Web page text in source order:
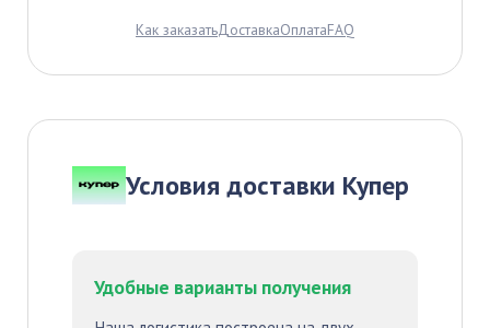
Как заказатьДоставкаОплатаFAQ
Условия доставки Купер
Удобные варианты получения